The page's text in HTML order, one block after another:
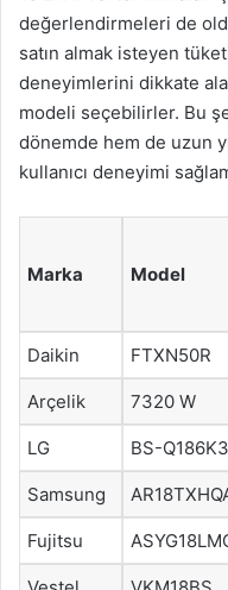
değerlendirmeleri de
satın almak isteyen
deneyimlerini dikkate
modeli seçebilirler. Bu
dönemde hem de uzun
kullanıcı deneyimi
Marka Model
Daikin FTXN50R
Arçelik 7320 W
LG BS-Q186K3
Samsung
Fujitsu